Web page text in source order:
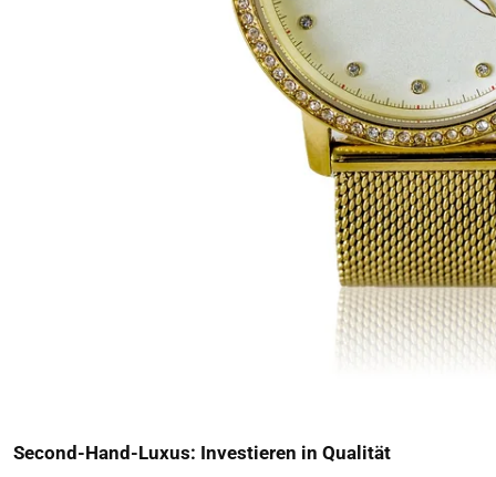
Second-Hand-Luxus: Investieren in Qualität